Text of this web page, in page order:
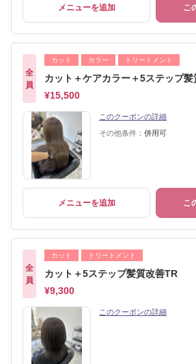
メニューを追加 こ
全
員
カット カラー トリートメント
カット＋ケアカラー＋5ステップ
¥15,500
このクーポンの詳細
その他条件： 併用可
メニューを追加 こ
全
員
カット トリートメント
カット＋5ステップ髪質改善TR
¥9,300
このクーポンの詳細